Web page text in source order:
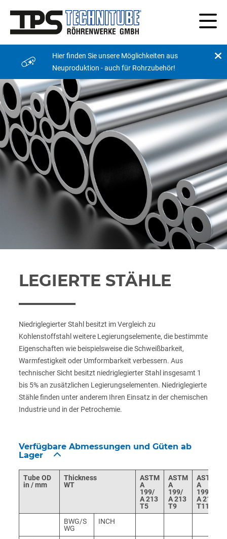
Hier finden Sie unsere Möglichkeiten aus
Neuproduktion - auch für Rohrzubehör!
LEGIERTE STÄHLE
Niedriglegierter Stahl besitzt im Vergleich zu
Kohlenstoffstahl weitere Legierungselemente, die bestimmte
Eigenschaften wie beispielsweise die Schweißbarkeit,
Warmfestigkeit oder Umformbarkeit verbessern. Aus
technischer Sicht besitzt niedriglegierter Stahl insgesamt 1
bis 5% an zusätzlichen Legierungselementen. Niedriglegierte
Stähle finden unter anderem Ihren Einsatz in der chemischen
Industrie und in der Petrochemie.
Verfügbare Abmessungen und Güten ab
Lager
Tube OD
in / mm
Thickness
WT
ASTM
A
199/
A 213
T5
ASTM
A
199/
A 213
T9
ASTM
A
199/
A 213
T11
BWG/S
WG
INCH